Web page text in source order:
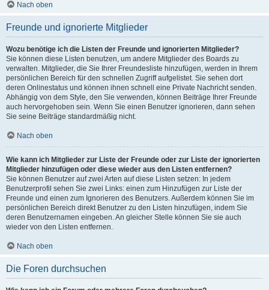
Nach oben
Freunde und ignorierte Mitglieder
Wozu benötige ich die Listen der Freunde und ignorierten Mitglieder?
Sie können diese Listen benutzen, um andere Mitglieder des Boards zu
verwalten. Mitglieder, die Sie Ihrer Freundesliste hinzufügen, werden in Ihrem
persönlichen Bereich für den schnellen Zugriff aufgelistet. Sie sehen dort
deren Onlinestatus und können ihnen schnell eine Private Nachricht senden.
Abhängig von dem Style, den Sie verwenden, können Beiträge Ihrer Freunde
auch hervorgehoben sein. Wenn Sie einen Benutzer ignorieren, dann sehen
Sie seine Beiträge standardmäßig nicht.
Nach oben
Wie kann ich Mitglieder zur Liste der Freunde oder zur Liste der ignorierten
Mitglieder hinzufügen oder diese wieder aus den Listen entfernen?
Sie können Benutzer auf zwei Arten auf diese Listen setzen: In jedem
Benutzerprofil sehen Sie zwei Links: einen zum Hinzufügen zur Liste der
Freunde und einen zum Ignorieren des Benutzers. Außerdem können Sie im
persönlichen Bereich direkt Benutzer zu den Listen hinzufügen, indem Sie
deren Benutzernamen eingeben. An gleicher Stelle können Sie sie auch
wieder von den Listen entfernen.
Nach oben
Die Foren durchsuchen